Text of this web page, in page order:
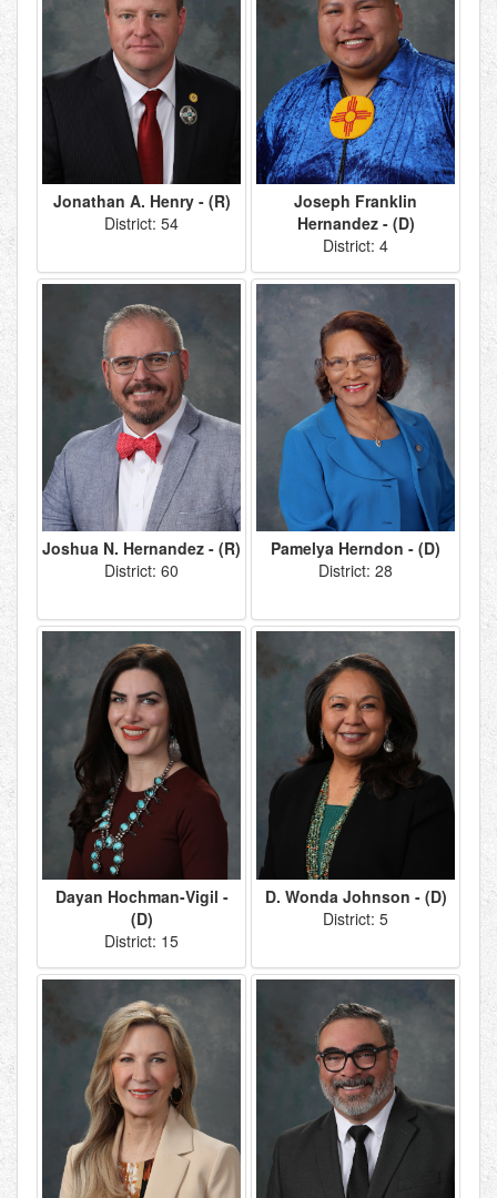
Jonathan A. Henry - (R)
District: 54
Joseph Franklin
Hernandez - (D)
District: 4
Joshua N. Hernandez - (R)
District: 60
Pamelya Herndon - (D)
District: 28
Dayan Hochman-Vigil -
(D)
District: 15
D. Wonda Johnson - (D)
District: 5